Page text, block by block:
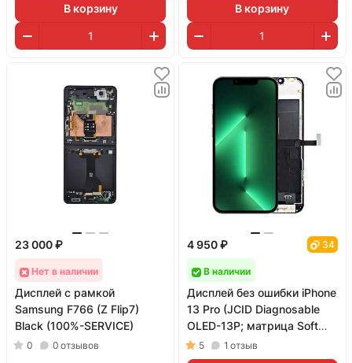
В корзину В корзину
23 000 ₽
Нет в наличии
Дисплей с рамкой
Samsung F766 (Z Flip7)
Black (100%-SERVICE)
0 0 отзывов
4 950 ₽ 34
В наличии
Дисплей без ошибки iPhone
13 Pro (JCID Diagnosable
OLED-13P; матрица Soft
OLED; 120 Гц)
5 1 отзыв